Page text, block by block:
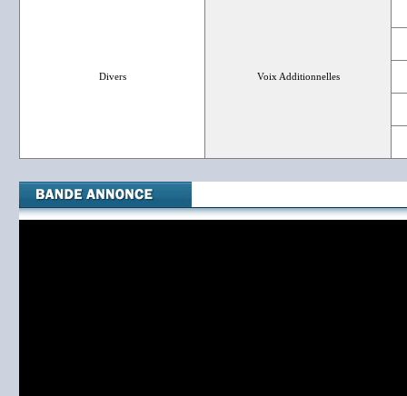
Divers Voix Additionnelles